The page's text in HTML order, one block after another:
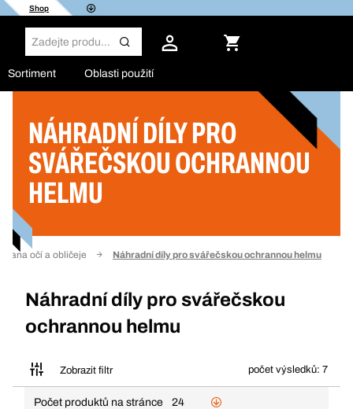
Shop
Sortiment Oblasti použití
NÁHRADNÍ DÍLY PRO
SVÁŘEČSKOU OCHRANNOU
HELMU
očí a obličeje Náhradní díly pro svářečskou ochrannou helmu
Náhradní díly pro svářečskou
ochrannou helmu
Zobrazit filtr počet výsledků: 7
Filtr
Počet produktů na stránce
24